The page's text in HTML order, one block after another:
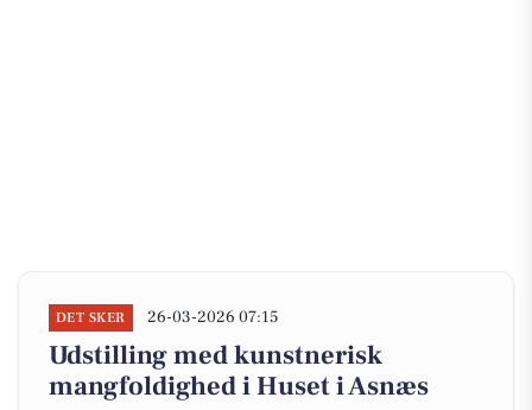
DET SKER 26-03-2026 07:15
Udstilling med kunstnerisk
mangfoldighed i Huset i Asnæs